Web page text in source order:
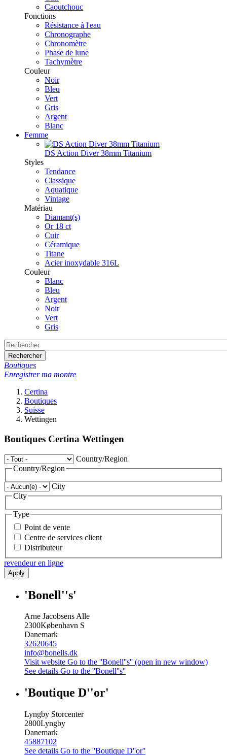
Caoutchouc
Fonctions
Résistance à l'eau
Chronographe
Chronomètre
Phase de lune
Tachymètre
Couleur
Noir
Bleu
Vert
Gris
Argent
Blanc
Femme
DS Action Diver 38mm Titanium
Styles
Tendance
Classique
Aquatique
Vintage
Matériau
Diamant(s)
Or 18 ct
Cuir
Céramique
Titane
Acier inoxydable 316L
Couleur
Blanc
Bleu
Argent
Noir
Vert
Gris
Rechercher
Boutiques
Enregistrer ma montre
Certina
Boutiques
Suisse
Wettingen
Boutiques Certina Wettingen
Country/Region
Country/Region
City
City
Type
Point de vente
Centre de services client
Distributeur
revendeur en ligne
Apply
'Bonell''s'
Arne Jacobsens Alle
2300København S
Danemark
32620645
info@bonells.dk
Visit website Go to the ''Bonell''s'' (open in new window)
See details Go to the ''Bonell''s''
'Boutique D''or'
Lyngby Storcenter
2800Lyngby
Danemark
45887102
See details Go to the ''Boutique D''or''